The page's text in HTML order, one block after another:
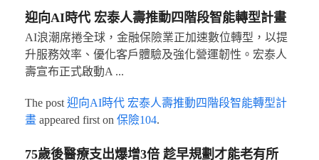
迎向AI時代 宏泰人壽推動四階段智能轉型計畫
AI浪潮席捲全球，金融保險業正加速數位轉型，以提
升服務效率、優化客戶體驗及強化營運韌性。宏泰人
壽宣布正式啟動A ...
The post 迎向AI時代 宏泰人壽推動四階段智能轉型計
畫appeared first on 保險104.
75歲後醫療支出爆增3倍 趁早規劃才能老有所